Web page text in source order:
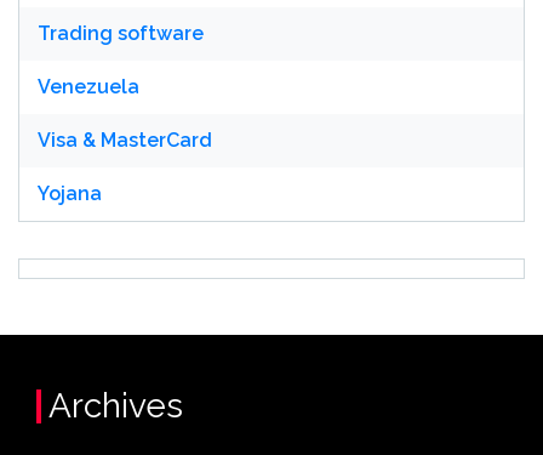
Trading software
Venezuela
Visa & MasterCard
Yojana
Archives